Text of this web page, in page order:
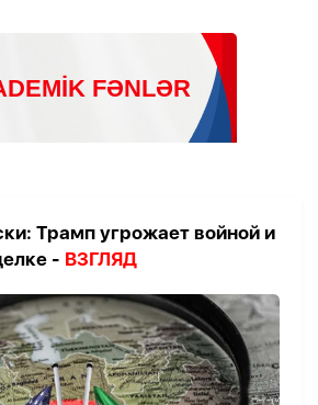
Трамп угрожает войной и
- ВЗГЛЯД